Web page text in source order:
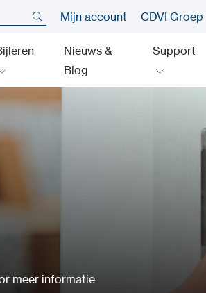
Mijn account CDVI Groep
Nieuws &
Blog
Support
meer informatie